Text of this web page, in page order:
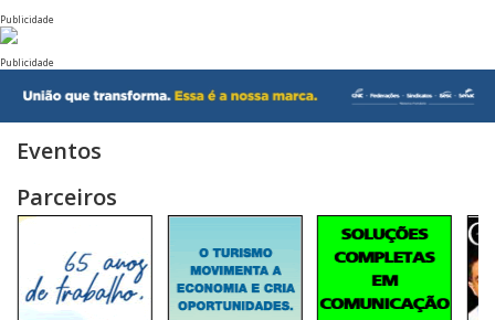
Publicidade
Publicidade
Eventos
Parceiros